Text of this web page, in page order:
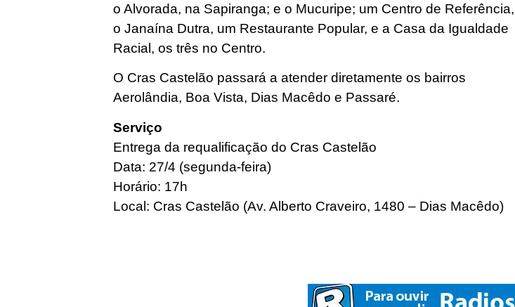
o Alvorada, na Sapiranga; e o Mucuripe; um Centro de Referência,
o Janaína Dutra, um Restaurante Popular, e a Casa da Igualdade
Racial, os três no Centro.
O Cras Castelão passará a atender diretamente os bairros
Aerolândia, Boa Vista, Dias Macêdo e Passaré.
Serviço
Entrega da requalificação do Cras Castelão
Data: 27/4 (segunda-feira)
Horário: 17h
Local: Cras Castelão (Av. Alberto Craveiro, 1480 – Dias Macêdo)